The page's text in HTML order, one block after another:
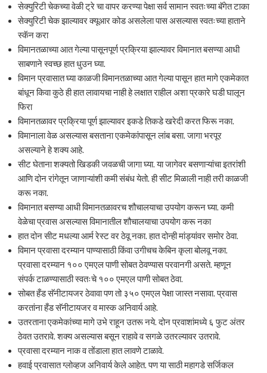
सेक्युरिटी चेकच्या वेळी ट्रे चा वापर करण्या पेक्षा सर्व सामान स्वतःच्या बॅगेत टाका
सेक्युरिटी चेक झाल्यावर क्यूआर कोड असलेला पास असल्यास स्वतःच्या हाताने
स्कॅन करा
विमानतळाच्या आत गेल्या पासूनपूर्ण प्रक्रिया झाल्यावर विमानात बसण्या आधी
साबणाने स्वच्छ हात धुउन घ्या.
विमान प्रवासात घ्या काळजी विमानतळाच्या आत गेल्या पासून हात मागे एकमेकात
बांधून किवा कुठे ही हात लावायचा नाही हे लक्षात राहील अशा प्रकारे घडी घालून
फिरा
विमानतळावर प्रक्रिया पूर्ण झाल्यावर इकडे तिकडे खरेदी करत फिरू नका.
विमानाला वेळ असल्यास बसताना एकमेकांपासून लांब बसा. जागा भरपूर
असल्याने हे शक्य आहे.
सीट घेताना शक्यतो खिडकी जवळची जागा घ्या. या जागेवर बसणाऱ्यांचा इतरांशी
आणि दोन रांगेतून जाणाऱ्यांशी कमी संबंध येतो. ही सीट मिळाली नाही तरी काळजी
करू नका.
विमानात बसण्या आधी विमानतळावरच शौचालयाचा उपयोग करून घ्या. कमी
वेळेचा प्रवास असल्यास विमानातील शौचालयाचा उपयोग करू नका
हात दोन सीट मधल्या आर्म रेस्ट वर ठेवू नका. हात दोन्ही मांड्यांवर समोर ठेवा.
विमान प्रवासा दरम्यान पाण्यासाठी किंवा उगीचच केबिन कृला बोलवू नका.
प्रवासा दरम्यान १०० एमएल पाणी सोबत ठेवण्यास परवानगी असते. म्हणून
संपर्क टाळण्यासाठी स्वतःचे १०० एमएल पाणी सोबत ठेवा.
सोबत हँड सॅनीटायजर ठेवावा पण तो ३५० एमएल पेक्षा जास्त नसावा. प्रवास
करतांना हँड सॅनीटायजर व मास्क अनिवार्य आहे.
उतरताना एकमेकांच्या मागे उभे राहून उतरू नये. दोन प्रवाशांमध्ये ६ फुट अंतर
ठेवत उतरावे. शक्य असल्यास बसून राहावे व सगळे उतरल्यावर उतरावे.
प्रवासा दरम्यान नाक व तोंडाला हात लावणे टाळावे.
हवाई प्रवासात ग्लोव्हज अनिवार्य केले आहेत. पण या साठी महागडे सर्जिकल